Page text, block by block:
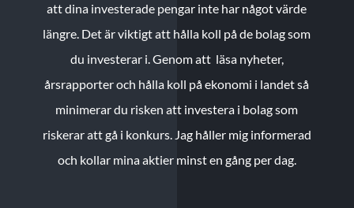
att dina investerade pengar inte har något värde
längre. Det är viktigt att hålla koll på de bolag som
du investerar i. Genom att läsa nyheter,
årsrapporter och hålla koll på ekonomi i landet så
minimerar du risken att investera i bolag som
riskerar att gå i konkurs. Jag håller mig informerad
och kollar mina aktier minst en gång per dag.